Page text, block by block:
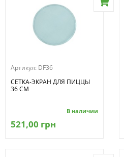
Артикул: DF36
СЕТКА-ЭКРАН ДЛЯ ПИЦЦЫ
36 СМ
В наличии
521,00 грн